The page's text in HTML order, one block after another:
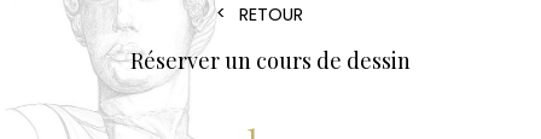
RETOUR
Réserver un cours de dessin